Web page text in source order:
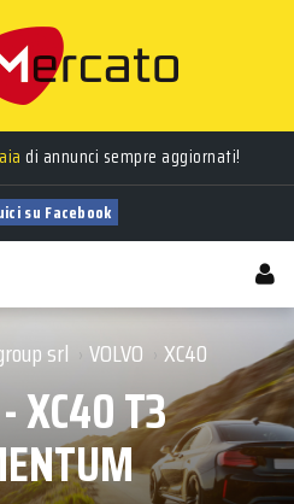
di annunci sempre aggiornati!
su Facebook
srl › VOLVO › XC40
XC40 T3